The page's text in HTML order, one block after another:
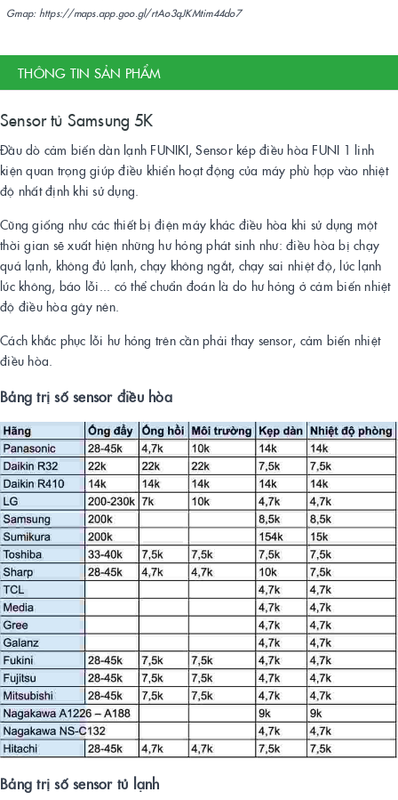
Gmap: https://maps.app.goo.gl/rtAo3qJKMtim44do7
THÔNG TIN SẢN PHẨM
Sensor tủ Samsung 5K
Đầu dò cảm biến dàn lạnh FUNIKI, Sensor kép điều hòa FUNI 1 linh
kiện quan trọng giúp điều khiển hoạt động của máy phù hợp vào nhiệt
độ nhất định khi sử dụng.
Cũng giống như các thiết bị điện máy khác điều hòa khi sử dụng một
thời gian sẽ xuất hiện những hư hỏng phát sinh như: điều hòa bị chạy
quá lạnh, không đủ lạnh, chạy không ngắt, chạy sai nhiệt độ, lúc lạnh
lúc không, báo lỗi... có thể chuẩn đoán là do hư hỏng ở cảm biến nhiệt
độ điều hòa gây nên.
Cách khắc phục lỗi hư hỏng trên cần phải thay sensor, cảm biến nhiệt
điều hòa.
Bảng trị số sensor điều hòa
Bảng trị số sensor tủ lạnh